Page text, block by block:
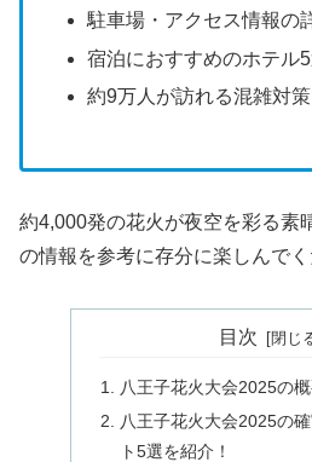
駐車場・アクセス情報の
宿泊におすすめのホテル
約9万人が訪れる混雑対策
約4,000発の花火が夜空を彩る素
の情報を参考に存分に楽しんで
目次
八王子花火大会2025の
八王子花火大会2025の
ト5選を紹介！